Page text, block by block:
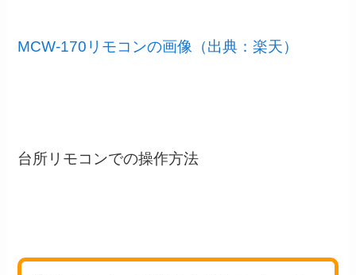
MCW-170リモコンの画像（出典：楽天）
台所リモコンでの操作方法